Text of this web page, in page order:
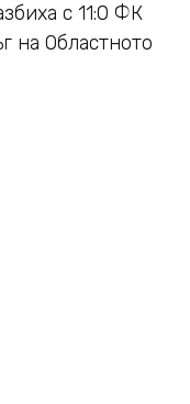
с 11:0 ФК
на Областното